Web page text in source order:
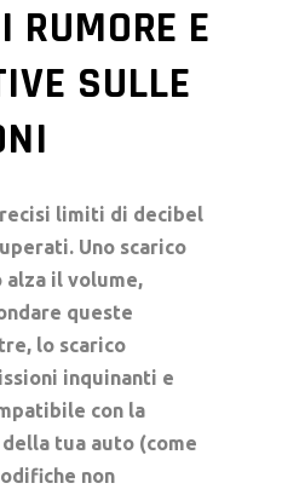
E
SULLE
limiti di decibel
Uno scarico
alza il volume,
queste
lo scarico
inquinanti e
con la
tua auto (come
non